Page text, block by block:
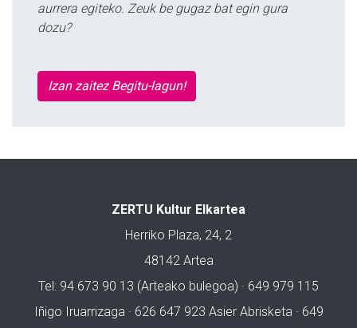
aurrera egiteko. Zeuk be gugaz bat egin gura
dozu?
Izan zaitez Begitu-lagun!
ZERTU Kultur Elkartea
Herriko Plaza, 24, 2
48142 Artea
Tel: 94 673 90 13 (Arteako bulegoa) · 649 979 115
Iñigo Iruarrizaga · 626 647 923 Asier Abrisketa · 649